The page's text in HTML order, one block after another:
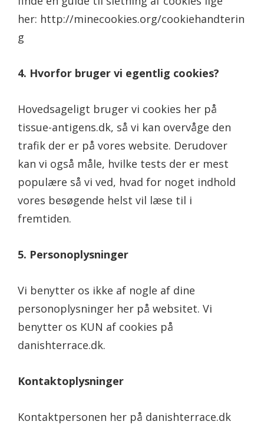
her: http://minecookies.org/cookiehandterin
g
4. Hvorfor bruger vi egentlig cookies?
Hovedsageligt bruger vi cookies her på
tissue-antigens.dk, så vi kan overvåge den
trafik der er på vores website. Derudover
kan vi også måle, hvilke tests der er mest
populære så vi ved, hvad for noget indhold
vores besøgende helst vil læse til i
fremtiden.
5. Personoplysninger
Vi benytter os ikke af nogle af dine
personoplysninger her på websitet. Vi
benytter os KUN af cookies på
danishterrace.dk.
Kontaktoplysninger
Kontaktpersonen her på danishterrace.dk